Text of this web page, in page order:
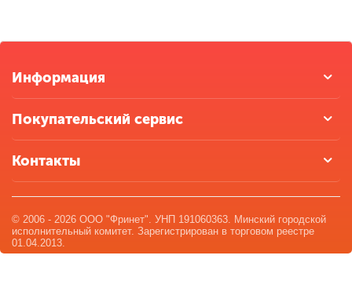
Информация
Покупательский сервис
Контакты
© 2006 - 2026 ООО "Фринет". УНП 191060363. Минский городской
исполнительный комитет. Зарегистрирован в торговом реестре
01.04.2013.